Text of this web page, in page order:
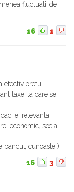
fluctuatii de
16 1
efectiv pretul
taxe. la care se
e irelevanta
economic, social,
bancul, cunoaste )
16 3